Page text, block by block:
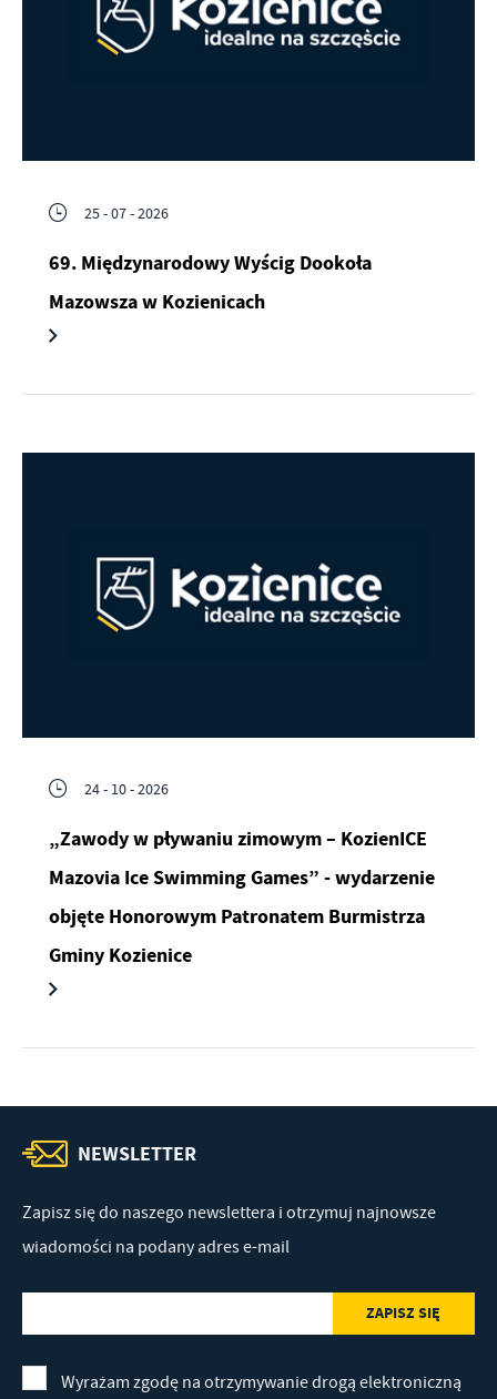
25 - 07 - 2026
69. Międzynarodowy Wyścig Dookoła
Mazowsza w Kozienicach
24 - 10 - 2026
„Zawody w pływaniu zimowym – KozienICE
Mazovia Ice Swimming Games” - wydarzenie
objęte Honorowym Patronatem Burmistrza
Gminy Kozienice
NEWSLETTER
Zapisz się do naszego newslettera i otrzymuj najnowsze
wiadomości na podany adres e-mail
Wyrażam zgodę na otrzymywanie drogą elektroniczną